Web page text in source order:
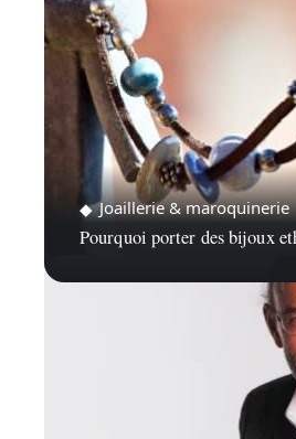
Joaillerie & maroquinerie
Pourquoi porter des bijoux